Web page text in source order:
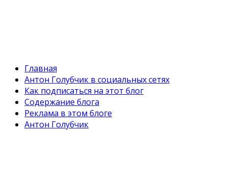
Главная
Антон Голубчик в социальных сетях
Как подписаться на этот блог
Содержание блога
Реклама в этом блоге
Антон Голубчик